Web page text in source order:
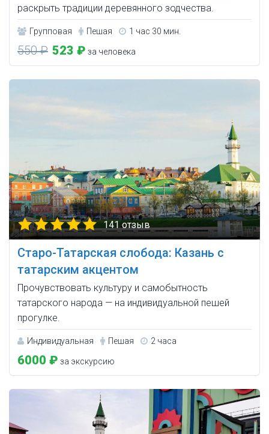
раскрыть традиции деревянного зодчества.
Групповая Пешая 1 час 30 мин.
550 ₽ 523 ₽ за человека
141 отзыв
Старо-Татарская слобода: Казань с
татарским акцентом
Прочувствовать культуру и самобытность
татарского народа — на индивидуальной пешей
прогулке.
Индивидуальная Пешая 2 часа
6000 ₽ за экскурсию